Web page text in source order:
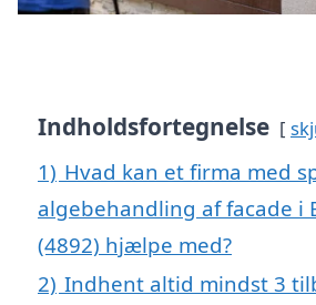
Indholdsfortegnelse
1) Hvad kan et firma med
algebehandling af facade i
(4892) hjælpe med?
2) Indhent altid mindst 3